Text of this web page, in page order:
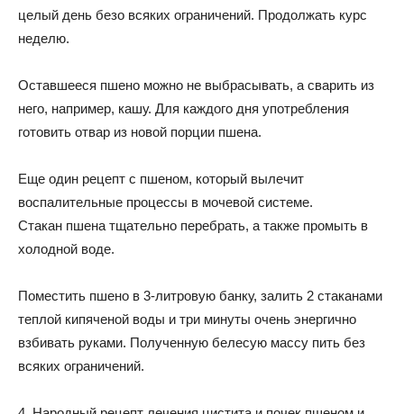
целый день безо всяких ограничений. Продолжать курс
неделю.
Оставшееся пшено можно не выбрасывать, а сварить из
него, например, кашу. Для каждого дня употребления
готовить отвар из новой порции пшена.
Еще один рецепт с пшеном, который вылечит
воспалительные процессы в мочевой системе.
Стакан пшена тщательно перебрать, а также промыть в
холодной воде.
Поместить пшено в 3-литровую банку, залить 2 стаканами
теплой кипяченой воды и три минуты очень энергично
взбивать руками. Полученную белесую массу пить без
всяких ограничений.